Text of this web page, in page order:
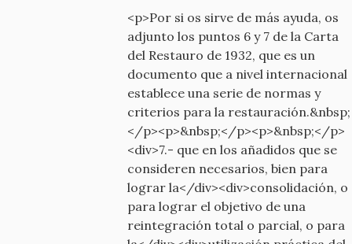
old
<p>Por si os sirve de más ayuda, os
adjunto los puntos 6 y 7 de la Carta
del Restauro de 1932, que es un
documento que a nivel internacional
establece una serie de normas y
criterios para la restauración.&nbsp;
</p><p>&nbsp;</p><p>&nbsp;</p>
<div>7.- que en los añadidos que se
consideren necesarios, bien para
lograr la</div><div>consolidación, o
para lograr el objetivo de una
reintegración total o parcial, o para